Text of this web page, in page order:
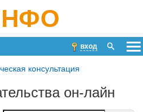
вход
консультация
он-лайн